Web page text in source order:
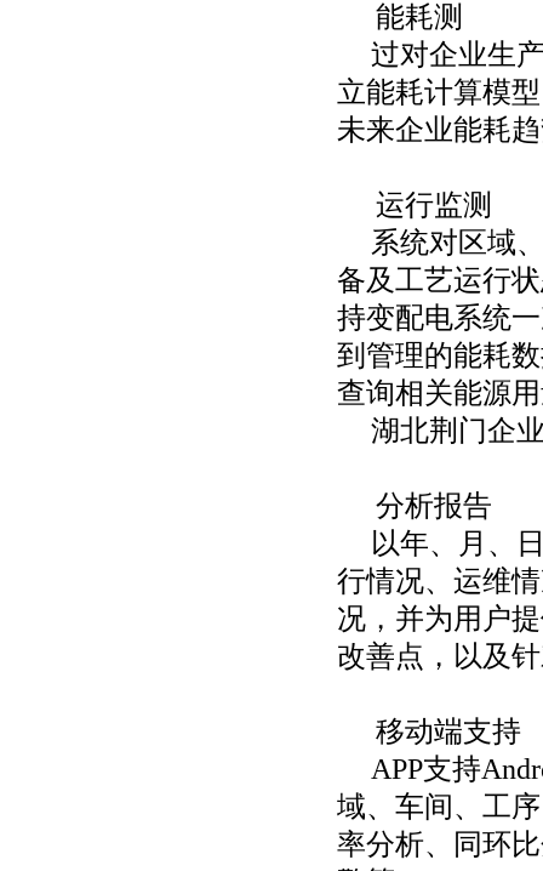
能耗测
过对企业生
立能耗计算模
未来企业能耗
运行监测
系统对区域
备及工艺运行
持变配电系统
到管理的能耗
查询相关能源
湖北荆门企
分析报告
以年、月、
行情况、运维
况，并为用户
改善点，以及
移动端支持
APP支持
域、车间、工
率分析、同环